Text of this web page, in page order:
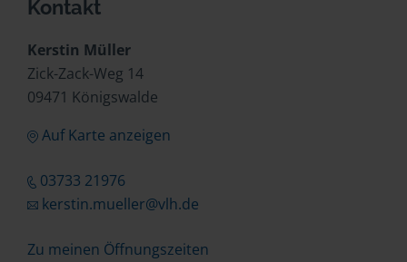
Kontakt
Kerstin Müller
Zick-Zack-Weg 14
09471 Königswalde
Auf Karte anzeigen
03733 21976
kerstin.mueller@vlh.de
Zu meinen Öffnungszeiten